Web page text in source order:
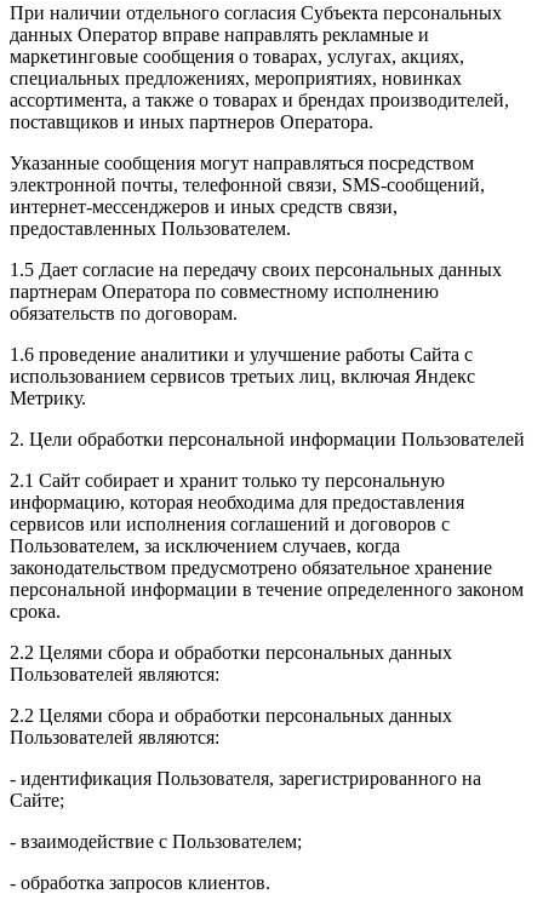
При наличии отдельного согласия Субъекта персональных
данных Оператор вправе направлять рекламные и
маркетинговые сообщения о товарах, услугах, акциях,
специальных предложениях, мероприятиях, новинках
ассортимента, а также о товарах и брендах производителей,
поставщиков и иных партнеров Оператора.
Указанные сообщения могут направляться посредством
электронной почты, телефонной связи, SMS-сообщений,
интернет-мессенджеров и иных средств связи,
предоставленных Пользователем.
1.5 Дает согласие на передачу своих персональных данных
партнерам Оператора по совместному исполнению
обязательств по договорам.
1.6 проведение аналитики и улучшение работы Сайта с
использованием сервисов третьих лиц, включая Яндекс
Метрику.
2. Цели обработки персональной информации Пользователей
2.1 Сайт собирает и хранит только ту персональную
информацию, которая необходима для предоставления
сервисов или исполнения соглашений и договоров с
Пользователем, за исключением случаев, когда
законодательством предусмотрено обязательное хранение
персональной информации в течение определенного законом
срока.
2.2 Целями сбора и обработки персональных данных
Пользователей являются:
2.2 Целями сбора и обработки персональных данных
Пользователей являются:
- идентификация Пользователя, зарегистрированного на
Сайте;
- взаимодействие с Пользователем;
- обработка запросов клиентов.